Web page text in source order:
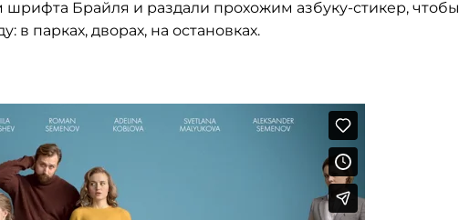
Брайля и раздали прохожим азбуку-стикер, чтобы
в парках, дворах, на остановках.